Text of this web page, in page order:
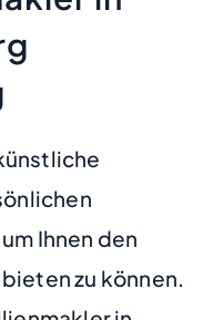
Ihnen den
zu können.